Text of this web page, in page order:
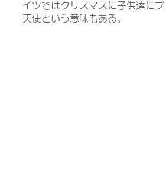
イツではクリスマスに子供達に
天使という意味もある。